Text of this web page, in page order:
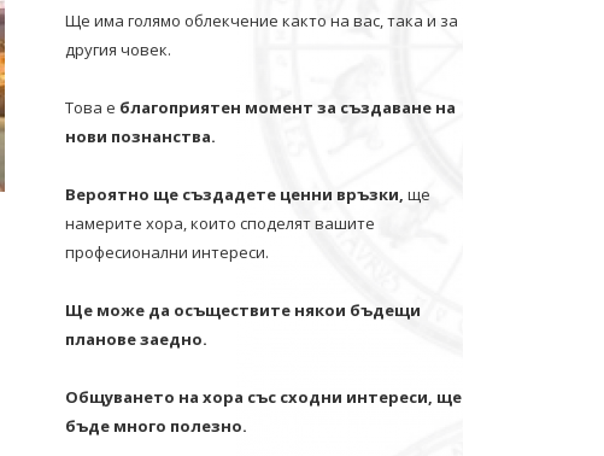
Ще има голямо облекчение както на вас, така и за
другия човек.
Това е благоприятен момент за създаване на
нови познанства.
Вероятно ще създадете ценни връзки, ще
намерите хора, които споделят вашите
професионални интереси.
Ще може да осъществите някои бъдещи
планове заедно.
Общуването на хора със сходни интереси, ще
бъде много полезно.